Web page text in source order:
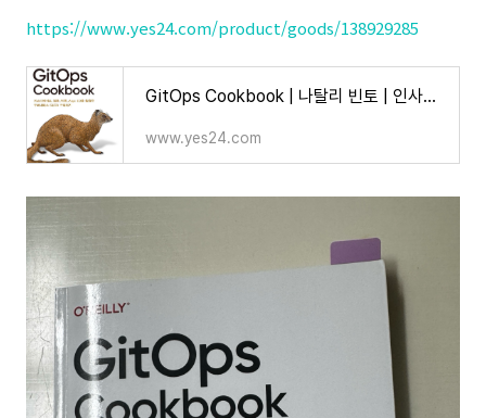
https://www.yes24.com/product/goods/138929285
GitOps Cookbook | 나탈리 빈토 | 인사이트(insight) - 예스24
www.yes24.com